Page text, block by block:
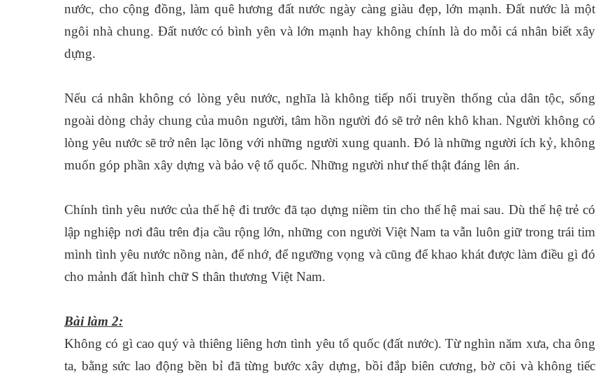
nước, cho cộng đồng, làm quê hương đất nước ngày càng giàu đẹp, lớn mạnh. Đất nước là một
ngôi nhà chung. Đất nước có bình yên và lớn mạnh hay không chính là do mỗi cá nhân biết xây
dựng.
Nếu cá nhân không có lòng yêu nước, nghĩa là không tiếp nối truyền thống của dân tộc, sống
ngoài dòng chảy chung của muôn người, tâm hồn người đó sẽ trở nên khô khan. Người không có
lòng yêu nước sẽ trở nên lạc lõng với những người xung quanh. Đó là những người ích kỷ, không
muốn góp phần xây dựng và bảo vệ tổ quốc. Những người như thế thật đáng lên án.
Chính tình yêu nước của thế hệ đi trước đã tạo dựng niềm tin cho thế hệ mai sau. Dù thế hệ trẻ có
lập nghiệp nơi đâu trên địa cầu rộng lớn, những con người Việt Nam ta vẫn luôn giữ trong trái tim
mình tình yêu nước nồng nàn, để nhớ, để ngưỡng vọng và cũng để khao khát được làm điều gì đó
cho mảnh đất hình chữ S thân thương Việt Nam.
Bài làm 2:
Không có gì cao quý và thiêng liêng hơn tình yêu tổ quốc (đất nước). Từ nghìn năm xưa, cha ông
ta, bằng sức lao động bền bỉ đã từng bước xây dựng, bồi đắp biên cương, bờ cõi và không tiếc